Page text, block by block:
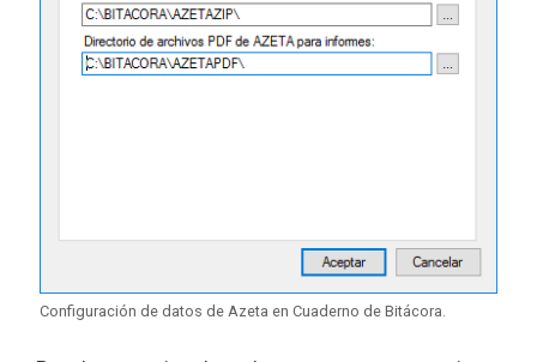
Configuración de datos de Azeta en Cuaderno de Bitácora.